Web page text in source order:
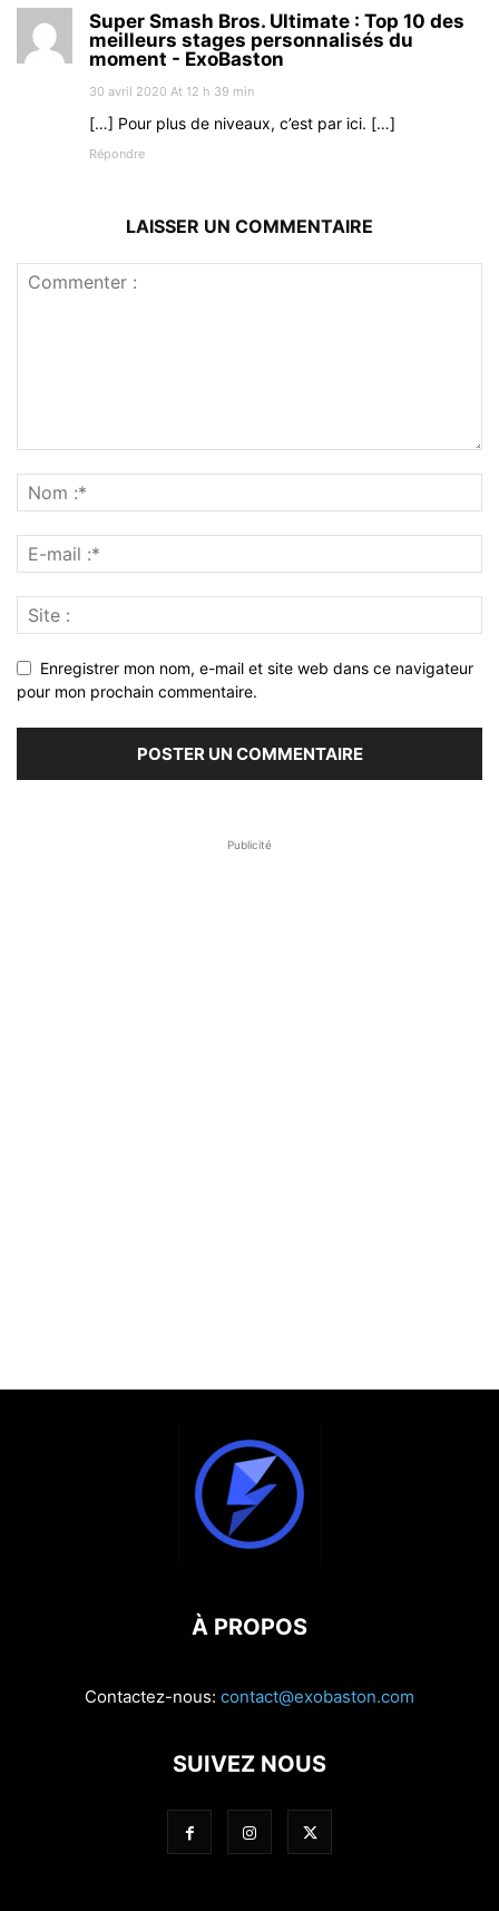
Super Smash Bros. Ultimate : Top 10 des
meilleurs stages personnalisés du
moment - ExoBaston
30 avril 2020 At 12 h 39 min
[…] Pour plus de niveaux, c’est par ici. […]
Répondre
LAISSER UN COMMENTAIRE
Enregistrer mon nom, e-mail et site web dans ce navigateur
pour mon prochain commentaire.
Publicité
À PROPOS
Contactez-nous: contact@exobaston.com
SUIVEZ NOUS